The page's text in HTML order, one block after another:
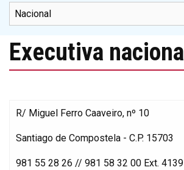
Executiva nacional
R/ Miguel Ferro Caaveiro, nº 10
Santiago de Compostela - C.P. 15703
981 55 28 26 // 981 58 32 00 Ext. 4139